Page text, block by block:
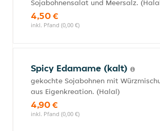
Sojabohnensalat und Meersalz.
4,50 €
inkl. Pfand (0,00 €)
Spicy Edamame (kalt)
gekochte Sojabohnen mit
aus Eigenkreation. (Halal)
4,90 €
inkl. Pfand (0,00 €)